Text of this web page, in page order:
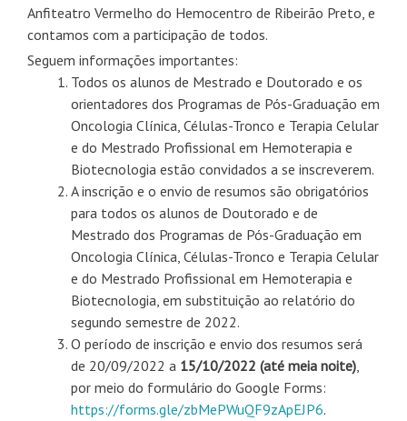
Anfiteatro Vermelho do Hemocentro de Ribeirão Preto, e
contamos com a participação de todos.
Seguem informações importantes:
Todos os alunos de Mestrado e Doutorado e os
orientadores dos Programas de Pós-Graduação em
Oncologia Clínica, Células-Tronco e Terapia Celular
e do Mestrado Profissional em Hemoterapia e
Biotecnologia estão convidados a se inscreverem.
A inscrição e o envio de resumos são obrigatórios
para todos os alunos de Doutorado e de
Mestrado dos Programas de Pós-Graduação em
Oncologia Clínica, Células-Tronco e Terapia Celular
e do Mestrado Profissional em Hemoterapia e
Biotecnologia, em substituição ao relatório do
segundo semestre de 2022.
O período de inscrição e envio dos resumos será
de 20/09/2022 a 15/10/2022 (até meia noite),
por meio do formulário do Google Forms:
https://forms.gle/zbMePWuQF9zApEJP6.